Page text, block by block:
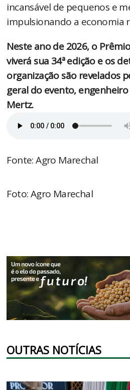
incansável de pequenos e
impulsionando a economia
Neste ano de 2026, o
viverá sua 34ª edição e os
organização são revelados
geral do evento,
Mertz.
Fonte: Agro Marechal
Foto: Agro Marechal
OUTRAS NOTÍCIAS